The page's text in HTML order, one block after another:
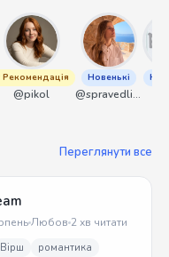
Рекомендація
@pikol
Новенькі
@spravedliwa
Переглянути все
Любов 2 хв читати
Вірш романтика